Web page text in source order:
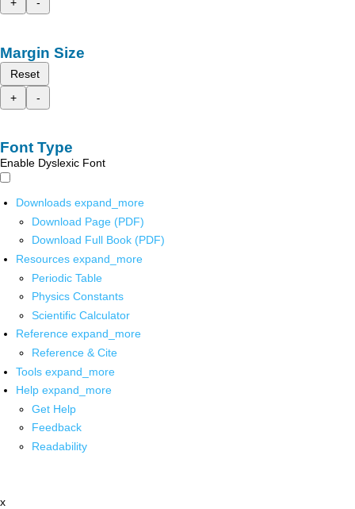
+
-
Margin Size
Reset
+
-
Font Type
Enable Dyslexic Font
Downloads expand_more
Download Page (PDF)
Download Full Book (PDF)
Resources expand_more
Periodic Table
Physics Constants
Scientific Calculator
Reference expand_more
Reference & Cite
Tools expand_more
Help expand_more
Get Help
Feedback
Readability
x